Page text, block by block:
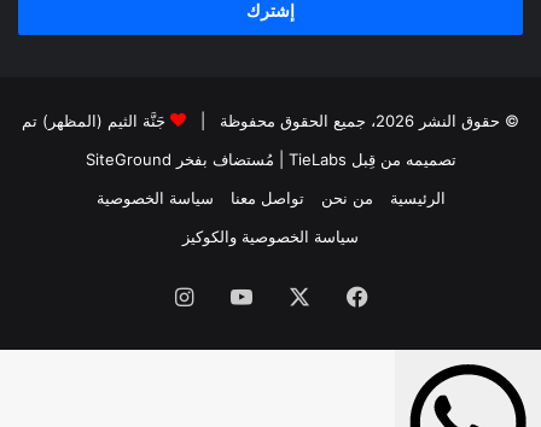
© حقوق النشر 2026، جميع الحقوق محفوظة |
جَنَّة الثيم (المظهر) تم
تصميمه من قِبل TieLabs
| مُستضاف بفخر SiteGround
الرئيسية
من نحن تواصل معنا
سياسة الخصوصية
سياسة الخصوصية والكوكيز
فيسبوك ‫YouTubeانستقرام